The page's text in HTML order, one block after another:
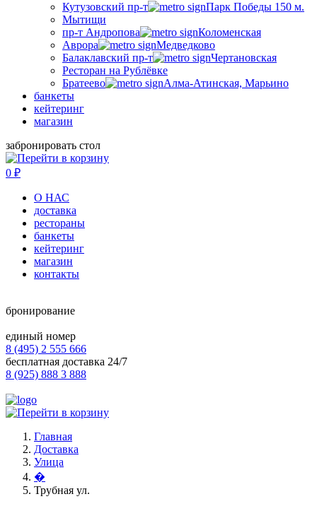
Кутузовский пр-т
Парк Победы 150 м.
Мытищи
пр-т Андропова
Коломенская
Аврора
Медведково
Балаклавский пр-т
Чертановская
Ресторан на Рублёвке
Братеево
Алма-Атинская, Марьино
банкеты
кейтеринг
магазин
забронировать стол
0 ₽
О НАС
доставка
рестораны
банкеты
кейтеринг
магазин
контакты
бронирование
единый номер
8 (495) 2 555 666
бесплатная доставка 24/7
8 (925) 888 3 888
Главная
Доставка
Улица
�
Трубная ул.